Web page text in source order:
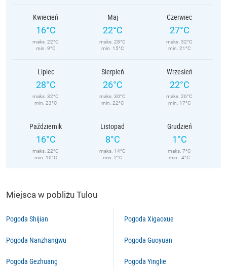
Kwiecień
16°C
maks. 22°C
min. 9°C
Maj
22°C
maks. 28°C
min. 15°C
Czerwiec
27°C
maks. 32°C
min. 21°C
Lipiec
28°C
maks. 32°C
min. 23°C
Sierpień
26°C
maks. 30°C
min. 22°C
Wrzesień
22°C
maks. 26°C
min. 17°C
Październik
16°C
maks. 22°C
min. 10°C
Listopad
8°C
maks. 14°C
min. 2°C
Grudzień
1°C
maks. 7°C
min. -4°C
Miejsca w pobliżu Tulou
Pogoda Shijian
Pogoda Nanzhangwu
Pogoda Gezhuang
Pogoda Xigaoxue
Pogoda Guoyuan
Pogoda Yinglie